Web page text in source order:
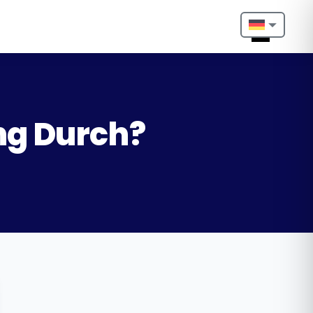
Nederlands
Durch?